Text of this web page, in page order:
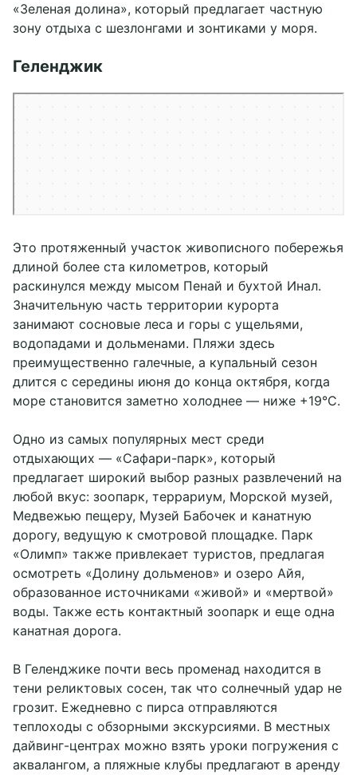
«Зеленая долина», который предлагает частную
зону отдыха с шезлонгами и зонтиками у моря.
Геленджик
Это протяженный участок живописного побережья
длиной более ста километров, который
раскинулся между мысом Пенай и бухтой Инал.
Значительную часть территории курорта
занимают сосновые леса и горы с ущельями,
водопадами и дольменами. Пляжи здесь
преимущественно галечные, а купальный сезон
длится с середины июня до конца октября, когда
море становится заметно холоднее — ниже +19°С.
Одно из самых популярных мест среди
отдыхающих — «Сафари-парк», который
предлагает широкий выбор разных развлечений на
любой вкус: зоопарк, террариум, Морской музей,
Медвежью пещеру, Музей Бабочек и канатную
дорогу, ведущую к смотровой площадке. Парк
«Олимп» также привлекает туристов, предлагая
осмотреть «Долину дольменов» и озеро Айя,
образованное источниками «живой» и «мертвой»
воды. Также есть контактный зоопарк и еще одна
канатная дорога.
В Геленджике почти весь променад находится в
тени реликтовых сосен, так что солнечный удар не
грозит. Ежедневно с пирса отправляются
теплоходы с обзорными экскурсиями. В местных
дайвинг-центрах можно взять уроки погружения с
аквалангом, а пляжные клубы предлагают в аренду